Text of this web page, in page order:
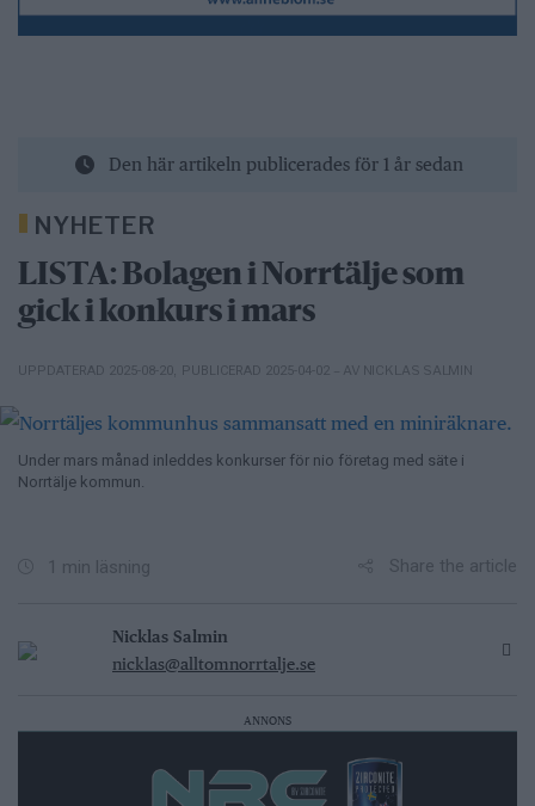
Den här artikeln publicerades för 1 år sedan
NYHETER
LISTA: Bolagen i Norrtälje som
gick i konkurs i mars
UPPDATERAD 2025-08-20 PUBLICERAD 2025-04-02 – AV NICKLAS SALMIN
Under mars månad inleddes konkurser för nio företag med säte i
Norrtälje kommun.
1 min läsning Share the article
Nicklas Salmin
nicklas@alltomnorrtalje.se
ANNONS